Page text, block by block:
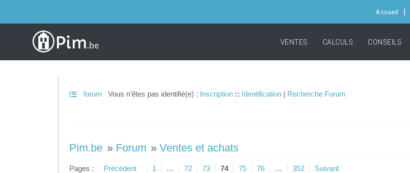
Accueil
VENTES CALCULS CONSEILS
forum Vous n'êtes pas identifié(e) : Inscription :: Identification | Recherche Forum
Pim.be » Forum » Ventes et achats
Pages : Précédent 1 … 72 73 74 75 76 … 352 Suivant